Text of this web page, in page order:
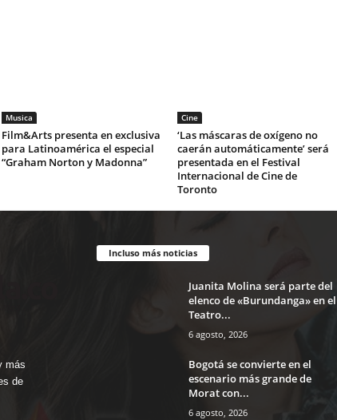
Musica
Film&Arts presenta en exclusiva
para Latinoamérica el especial
“Graham Norton y Madonna”
Cine
‘Las máscaras de oxígeno no
caerán automáticamente’ será
presentada en el Festival
Internacional de Cine de
Toronto
más
de
Incluso más noticias
Juanita Molina será parte del
elenco de «Burundanga» en el
Teatro...
6 agosto, 2026
Bogotá se convierte en el
escenario más grande de
Morat con...
6 agosto, 2026